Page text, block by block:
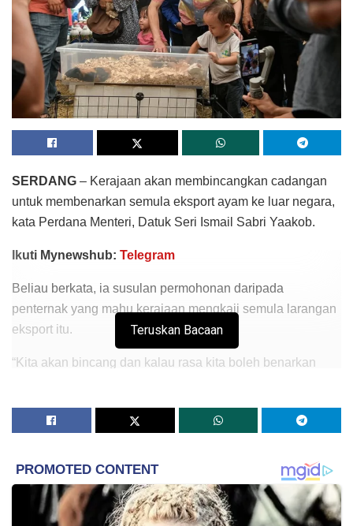
SERDANG – Kerajaan akan membincangkan cadangan
untuk membenarkan semula eksport ayam ke luar negara,
kata Perdana Menteri, Datuk Seri Ismail Sabri Yaakob.
Ikuti Mynewshub: Telegram
Beliau berkata, ia susulan permohonan daripada
penternak yang mahu kerajaan mengkaji semula larangan
eksport itu.
“Kita akan bincang dan kalau rasa kita boleh benarkan
pertimbangkan untuk semak semula (larangan eksport),”
“Ini sedang dibincangkan dan akan dibentangkan (Menteri
Pertanian dan Industri Makanan) Datuk Seri (Dr) Ronald
(Kiandee) secara terperinci, berapakah jumlah
Teruskan Bacaan